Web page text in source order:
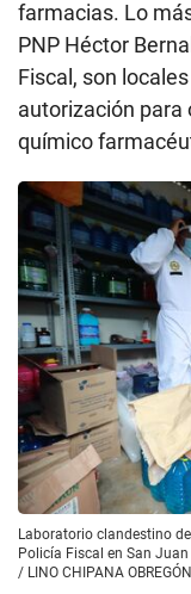
farmacias. Lo
PNP Héctor
Fiscal, son
autorización para
químico
Laboratorio clandestino
Policía Fiscal en San
/ LINO CHIPANA OBREGÓN